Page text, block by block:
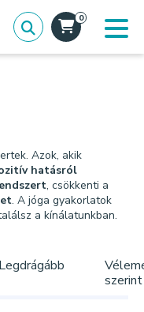
0
Azok, akik
hatásról
, csökkenti a
. A jóga gyakorlatok
a kínálatunkban.
Legdrágább
szerint